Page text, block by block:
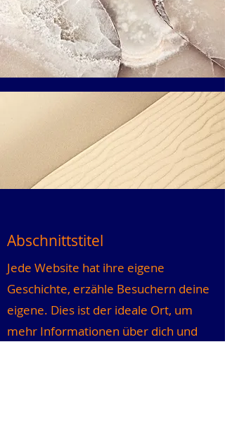
Abschnittstitel
Jede Website hat ihre eigene
Geschichte, erzähle Besuchern deine
eigene. Dies ist der ideale Ort, um
mehr Informationen über dich und